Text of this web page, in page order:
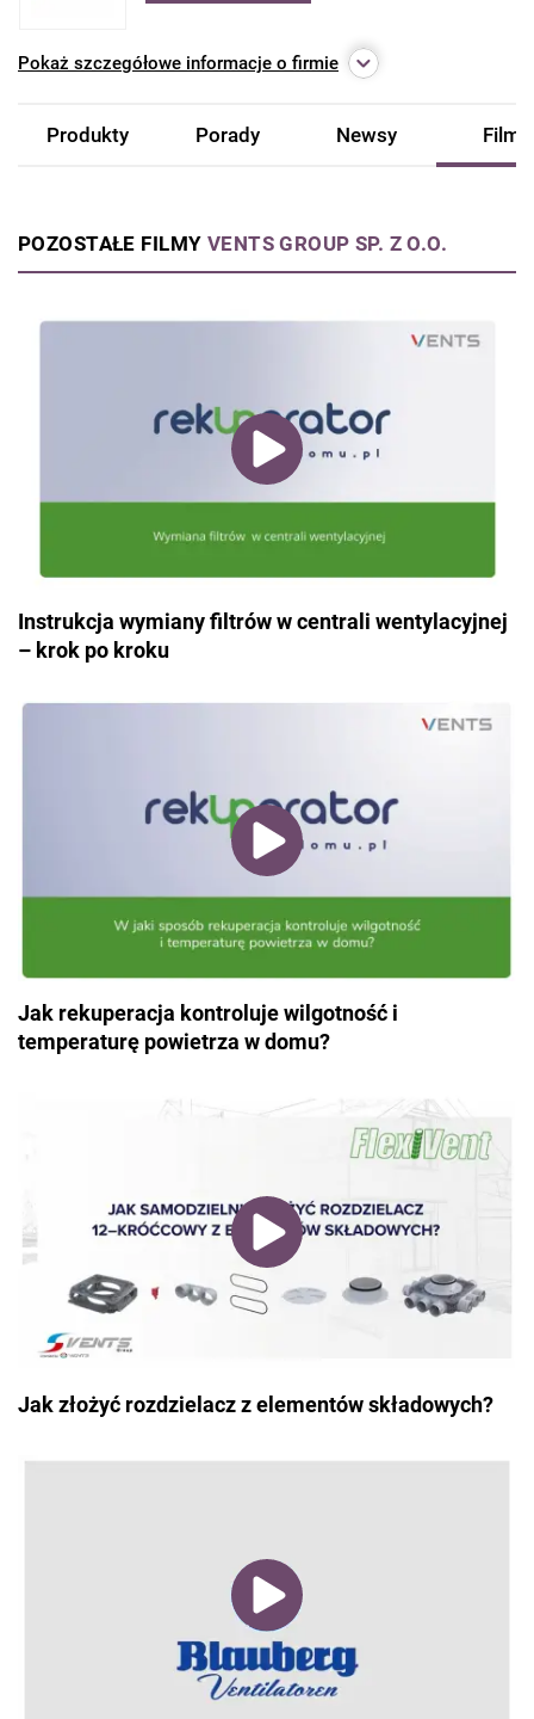
Pokaż szczegółowe informacje o firmie
Produkty Porady Newsy Filmy
POZOSTAŁE FILMY VENTS GROUP SP. Z O.O.
Instrukcja wymiany filtrów w centrali wentylacyjnej
– krok po kroku
Jak rekuperacja kontroluje wilgotność i
temperaturę powietrza w domu?
Jak złożyć rozdzielacz z elementów składowych?